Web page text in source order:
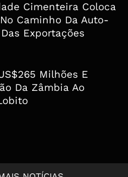
Cimenteira Coloca
Caminho Da Auto-
Exportações
Milhões E
Da Zâmbia Ao